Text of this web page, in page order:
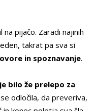
pijačo. Zaradi najinih
takrat pa sva si
in spoznavanje.
bilo že prelepo za
odločila, da preveriva,